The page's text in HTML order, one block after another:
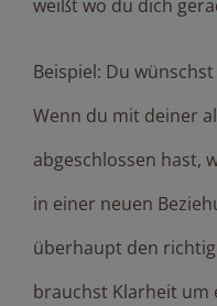
weißt wo du dich
Beispiel: Du
Wenn du mit deiner
abgeschlossen hast,
in einer neuen
überhaupt den
brauchst Klarheit um